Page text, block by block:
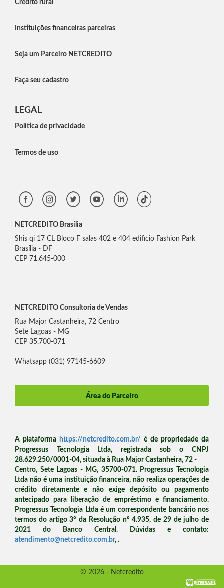
Crédito rural
Instituições financeiras parceiras
Seja um Parceiro NETCREDITO
Faça seu cadastro
LEGAL
Política de privacidade
Termos de uso
NETCREDITO Brasília
Shis qi 17 CL Bloco F salas 402 e 404 edificio Fashion Park
Brasília - DF
CEP 71.645-000
NETCREDITO Consultoria de Vendas
Rua Major Castanheira, 72 Centro
Sete Lagoas - MG
CEP 35.700-071
Whatsapp (031) 97145-6609
Área do Parceiro
A plataforma https://netcredito.com.br/ é de propriedade da
Progressus Tecnologia Ltda, registrada sob o CNPJ
28.629.250/0001-04, situada à Rua Major Castanheira, 72 -
Centro, Sete Lagoas - MG, 35700-071. Progressus Tecnologia
Ltda não é uma instituição financeira, não realiza operações de
crédito diretamente e não exige depósito ou pagamento
antecipado para liberação de empréstimo e financiamento.
Progressus Tecnologia Ltda é um correspondente bancário nos
termos do artigo 3º da Resolução nº 4.935, de 29 de julho de
2021 do Banco Central. Dúvidas e contato:
atendimento@netcredito.com.br, .
© 2026 - Netcredito